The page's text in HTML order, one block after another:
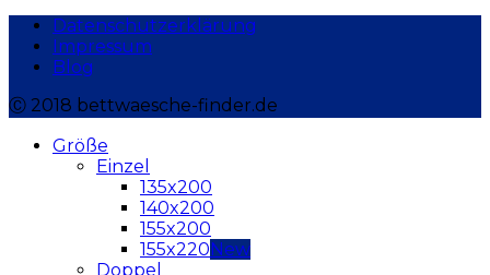
Datenschutzerklärung
Impressum
Blog
Ⓒ 2018 bettwaesche-finder.de
Größe
Einzel
135x200
140x200
155x200
155x220
Doppel